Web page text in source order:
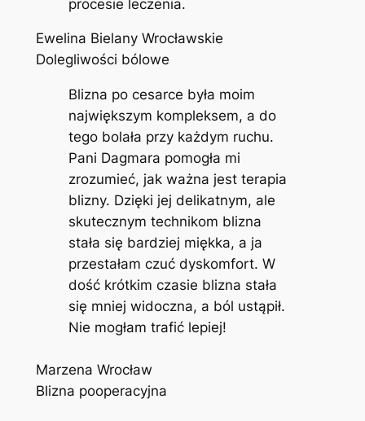
procesie leczenia.
Ewelina Bielany Wrocławskie
Dolegliwości bólowe
Blizna po cesarce była moim
największym kompleksem, a do
tego bolała przy każdym ruchu.
Pani Dagmara pomogła mi
zrozumieć, jak ważna jest terapia
blizny. Dzięki jej delikatnym, ale
skutecznym technikom blizna
stała się bardziej miękka, a ja
przestałam czuć dyskomfort. W
dość krótkim czasie blizna stała
się mniej widoczna, a ból ustąpił.
Nie mogłam trafić lepiej!
Marzena Wrocław
Blizna pooperacyjna